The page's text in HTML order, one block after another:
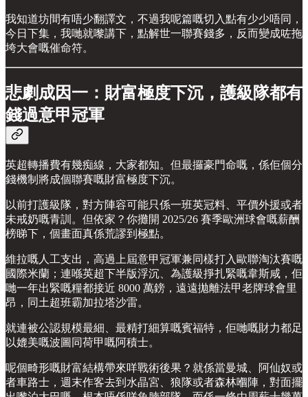
我知道坊間有唔少翻譯文，不過我呢篇嘅切入點有少少唔同，
今日下集，我哋就嚟講下，點解世一聯賽錢多，反而變成咗拖
垮大會嘅催命符。
悲劇成因一：財富極度下沉，護級隊都有
錢過意甲冠軍
英超轉播費有幾痴線，大家都知。但最攞豪門命嘅，係佢個分
錢機制將成個聯賽嘅財富極度下沉。
以前打護級隊，對方陣容可能只係一班英冠料、平價外援或者
未戒奶嘅青訓。但依家？你攤開 2025/26 賽季歐洲球會嘅薪酬
榜睇下，個畫面真係荒謬到極點。
維拉嘅人工支出，高過上屆意甲冠軍兼同樣打入歐聯淘汰賽嘅
國際米蘭；連喺英超下半版浮沉、為護級掙扎緊嘅韋斯咸，佢
哋一年出緊嘅糧都接近 8000 萬鎊，遠遠拋離法甲老牌球會里
昂，同土超班霸加拉塔沙雷。
就連被公認規模最細、最精打細算嘅賓福特，佢哋嘅財力都足
以媲美嘅波圖同荷甲嘅阿積士。
呢個畸形嘅財富結構帶來咩戰術後果？就係當曼城、阿仙奴或
者車路士，週末作客去到水晶宮、狼隊或者森林嗰陣，對面擺